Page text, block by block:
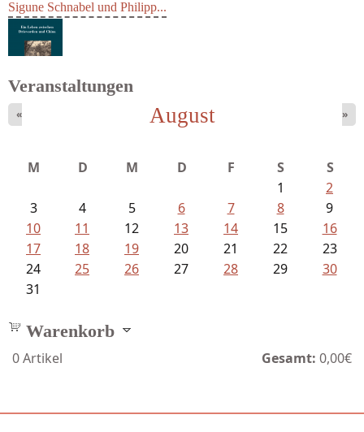
Sigune Schnabel und Philipp...
Veranstaltungen
August
« »
M D M D F S
S
1
2
3
4 5 6 7 8
9
10
11 12 13 14 15
16
17
18 19 20 21 22
23
24
25 26 27 28 29
30
31
Warenkorb
0Artikel Gesamt: 0,00€